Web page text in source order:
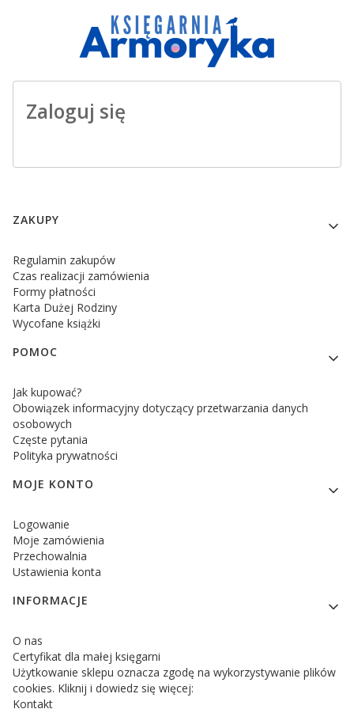
Zaloguj się
Linki w stopce
ZAKUPY
Regulamin zakupów
Czas realizacji zamówienia
Formy płatności
Karta Dużej Rodziny
Wycofane książki
POMOC
Jak kupować?
Obowiązek informacyjny dotyczący przetwarzania danych
osobowych
Częste pytania
Polityka prywatności
MOJE KONTO
Logowanie
Moje zamówienia
Przechowalnia
Ustawienia konta
INFORMACJE
O nas
Certyfikat dla małej księgarni
Użytkowanie sklepu oznacza zgodę na wykorzystywanie plików
cookies. Kliknij i dowiedz się więcej:
Kontakt